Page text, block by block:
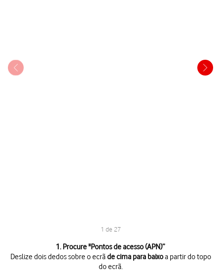
1 de 27
1. Procure "Pontos de acesso (APN)”
Deslize dois dedos sobre o ecrãde cima para baixoa partir do topo
do ecrã.